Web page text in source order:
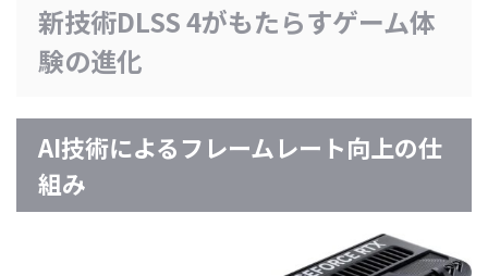
新技術DLSS 4がもたらすゲーム体
験の進化
AI技術によるフレームレート向上の仕
組み